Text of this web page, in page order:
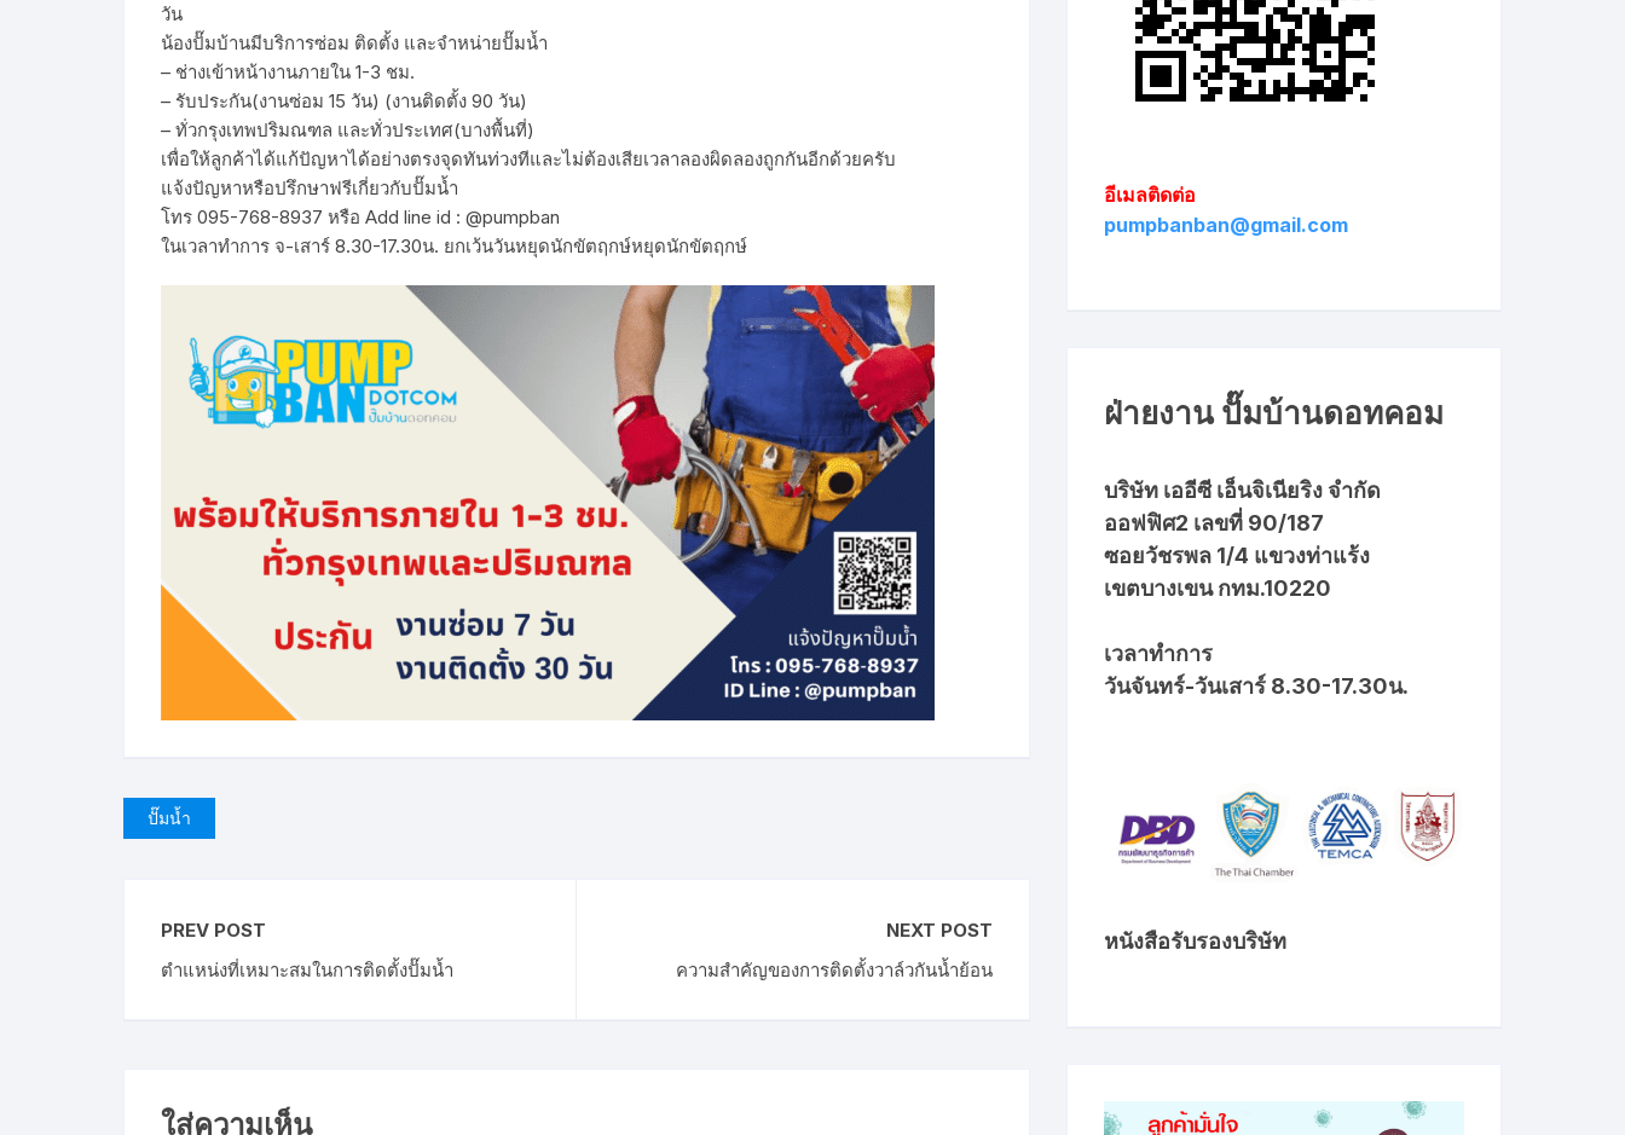
วัน
น้องปั๊มบ้านมีบริการซ่อม ติดตั้ง และจำหน่ายปั๊มน้ำ
– ช่างเข้าหน้างานภายใน 1-3 ชม.
– รับประกัน(งานซ่อม 15 วัน) (งานติดตั้ง 90 วัน)
– ทั่วกรุงเทพปริมณฑล และทั่วประเทศ(บางพื้นที่)
เพื่อให้ลูกค้าได้แก้ปัญหาได้อย่างตรงจุดทันท่วงทีและไม่ต้องเสียเวลาลองผิดลองถูกกันอีกด้วยครับ
แจ้งปัญหาหรือปรึกษาฟรีเกี่ยวกับปั๊มน้ำ
โทร 095-768-8937 หรือ Add line id : @pumpban
ในเวลาทำการ จ-เสาร์ 8.30-17.30น. ยกเว้นวันหยุดนักขัตฤกษ์หยุดนักขัตฤกษ์
ปั๊มน้ำ
PREV POST
ตำแหน่งที่เหมาะสมในการติดตั้งปั๊มน้ำ
NEXT POST
ความสำคัญของการติดตั้งวาล์วกันน้ำย้อน
ใส่ความเห็น
อีเมลติดต่อ
pumpbanban@gmail.com
ฝ่ายงาน ปั๊มบ้านดอทคอม
บริษัท เออีซี เอ็นจิเนียริง จำกัด
ออฟฟิศ2 เลขที่ 90/187
ซอยวัชรพล 1/4 แขวงท่าแร้ง
เขตบางเขน กทม.10220
เวลาทำการ
วันจันทร์-วันเสาร์ 8.30-17.30น.
หนังสือรับรองบริษัท